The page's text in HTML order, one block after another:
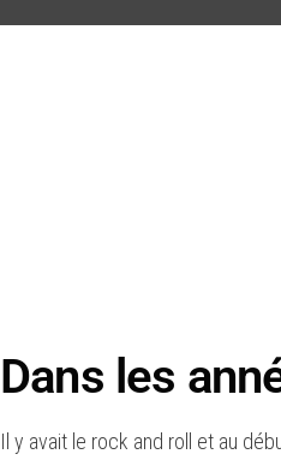
Dans les
Il y avait le rock and roll et au